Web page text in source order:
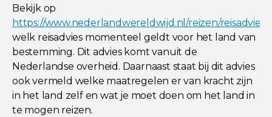
Bekijk op
https://www.nederlandwereldwijd.nl/reizen/
welk reisadvies momenteel geldt voor het land van
bestemming. Dit advies komt vanuit de
Nederlandse overheid. Daarnaast staat bij dit advies
ook vermeld welke maatregelen er van kracht zijn
in het land zelf en wat je moet doen om het land in
te mogen reizen.